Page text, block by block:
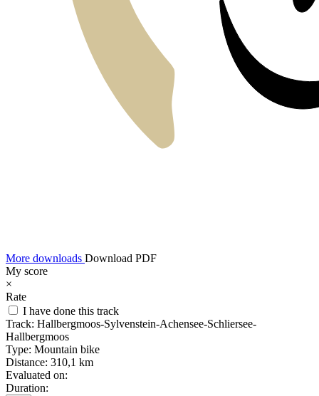
More downloads Download PDF
My score
×
Rate
I have done this track
Track: Hallbergmoos-Sylvenstein-Achensee-Schliersee-
Hallbergmoos
Type: Mountain bike
Distance: 310,1 km
Evaluated on:
Duration: